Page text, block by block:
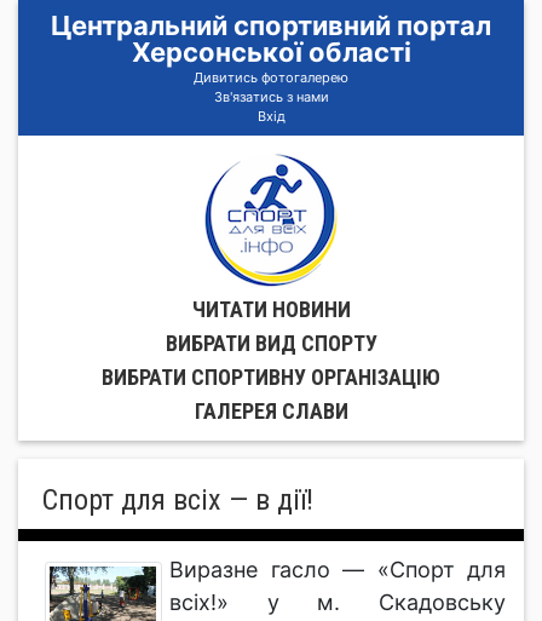
Центральний спортивний портал
Херсонської області
Дивитись фотогалерею
Зв'язатись з нами
Вхід
ЧИТАТИ НОВИНИ
ВИБРАТИ ВИД СПОРТУ
ВИБРАТИ СПОРТИВНУ ОРГАНIЗАЦIЮ
ГАЛЕРЕЯ СЛАВИ
Спорт для всіх — в дії!
Виразне гасло — «Спорт для
всіх!» у м. Скадовську